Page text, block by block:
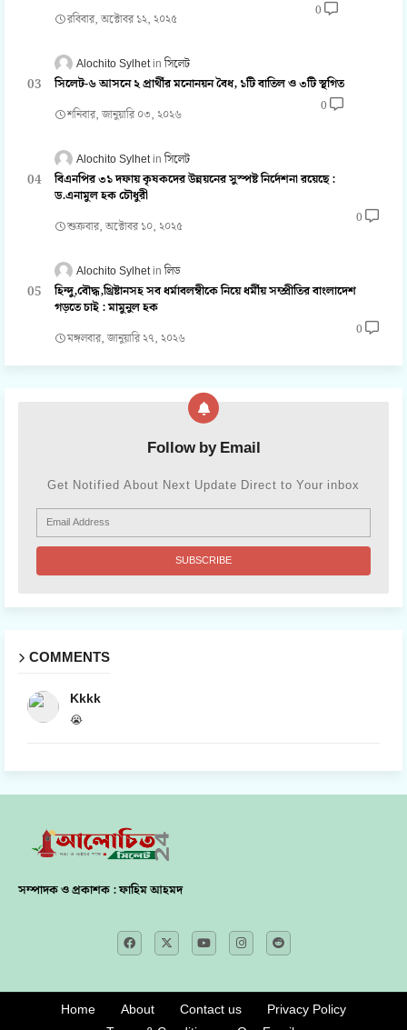
রবিবার, অক্টোবর ১২, ২০২৫
0
Alochito Sylhet সিলেট
সিলেট-৬ আসনে ২ প্রার্থীর মনোনয়ন বৈধ, ১টি বাতিল ও ৩টি স্থগিত
শনিবার, জানুয়ারি ০৩, ২০২৬
0
Alochito Sylhet সিলেট
বিএনপির ৩১ দফায় কৃষকদের উন্নয়নের সুস্পষ্ট নির্দেশনা রয়েছে :
ড.এনামুল হক চৌধুরী
শুক্রবার, অক্টোবর ১০, ২০২৫
0
Alochito Sylhet লিড
হিন্দু,বৌদ্ধ,খ্রিষ্টানসহ সব ধর্মাবলম্বীকে নিয়ে ধর্মীয় সম্প্রীতির বাংলাদেশ
গড়তে চাই : মামুনুল হক
মঙ্গলবার, জানুয়ারি ২৭, ২০২৬
0
Follow by Email
Get Notified About Next Update Direct to Your inbox
COMMENTS
Kkkk
😭
সম্পাদক ও প্রকাশক : ফাহিম আহমদ
Home About Contact us
Privacy Policy